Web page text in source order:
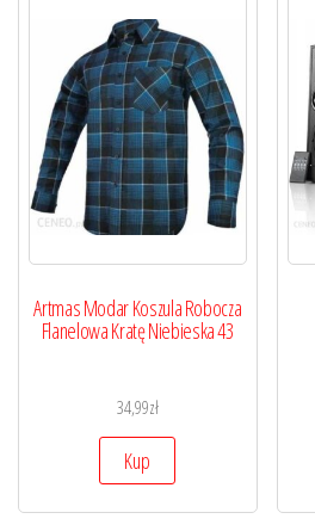
Artmas Modar Koszula Robocza
Flanelowa Kratę Niebieska 43
34,99zł
Kup